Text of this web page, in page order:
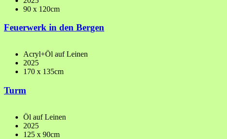
90 x 120cm
Feuerwerk in den Bergen
Acryl+Öl auf Leinen
2025
170 x 135cm
Turm
Öl auf Leinen
2025
125 x 90cm